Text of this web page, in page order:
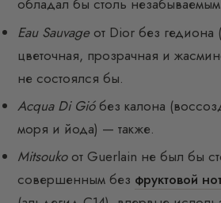
обладал бы столь
Eau Sauvageот Dior без гедиона
цветочная, прозрачная и
не состоялся бы.
Acqua Di Gióбез калона
моря и йода) — также.
Mitsoukoот Guerlain не был бы
совершенным без фруктовой